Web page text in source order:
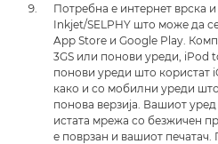
Потребна е интернет врска
Inkjet/SELPHY што може да
App Store и Google Play.
3GS или понови уреди, iPod
понови уреди што користат
како и со мобилни уреди
понова верзија. Вашиот
истата мрежа со безжичен
е поврзан и вашиот